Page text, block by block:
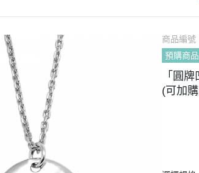
名字
名字
名字
商品編號
預購商品
「圓
(可加